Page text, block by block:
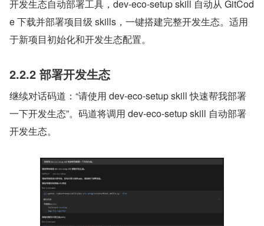
开发生态自动部署工具，dev-eco-setup skill 自动从 GitCod
e 下载并部署项目级 skills，一键搭建完整开发生态。适用
于新项目初始化和开发生态配置。
2.2.2 部署开发生态
继续对话码道：“请使用 dev-eco-setup skill 快速帮我部署
一下开发生态”。码道将调用 dev-eco-setup skill 自动部署
开发生态。